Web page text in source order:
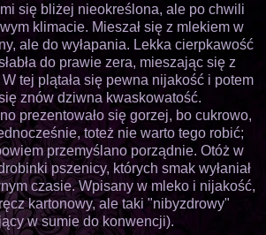
się bliżej nieokreślona, ale po chwili
klimacie. Mieszał się z mlekiem w
ale do wyłapania. Lekka cierpkawość
do prawie zera, mieszając się z
tej plątała się pewna nijakość i potem
się znów dziwna kwaskowatość.
prezentowało się gorzej, bo cukrowo,
toteż nie warto tego robić;
przemyślano porządnie. Otóż w
pszenicy, których smak wyłaniał
czasie. Wpisany w mleko i nijakość,
kartonowy, ale taki "nibyzdrowy"
w sumie do konwencji).